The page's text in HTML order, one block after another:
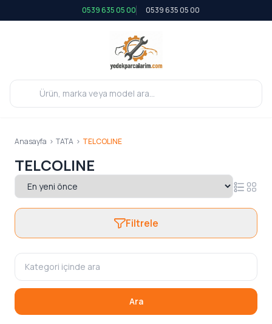
0539 635 05 00 0539 635 05 00
Anasayfa > TATA > TELCOLINE
TELCOLINE
Filtrele
Ara